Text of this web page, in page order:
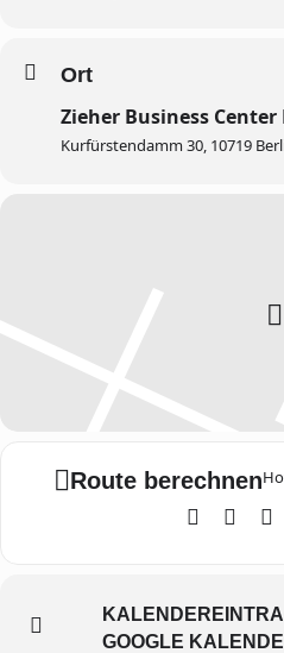
Ort
Zieher Business
Kurfürstendamm 30, 10719
Route berechnen
GOOGLE